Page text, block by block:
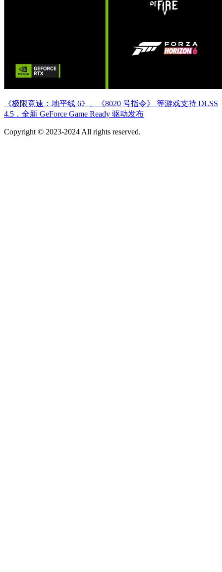
《极限竞速：地平线 6》、《8020 号指令》 等游戏支持 DLSS
4.5，全新 GeForce Game Ready 驱动发布
Copyright © 2023-2024 All rights reserved.